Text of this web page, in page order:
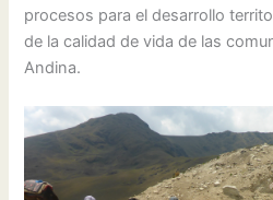
procesos para el desarrollo
de la calidad de vida de las
Andina.